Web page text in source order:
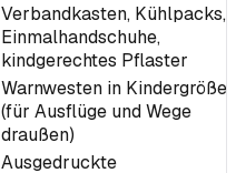
Verbandkasten, Kühlpacks,
Einmalhandschuhe,
kindgerechtes Pflaster
Warnwesten in Kindergröße
(für Ausflüge und Wege
draußen)
Ausgedruckte